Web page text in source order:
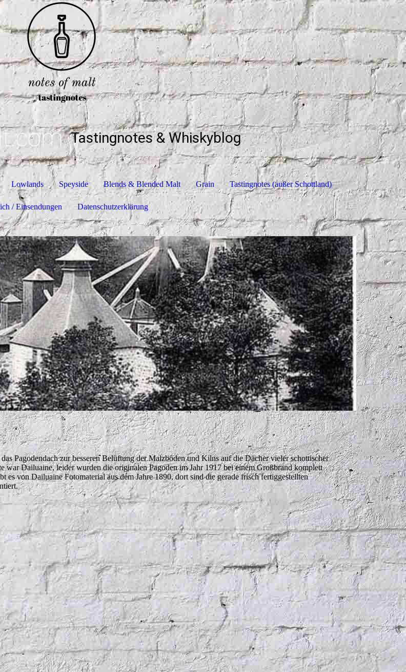
Tastingnotes & Whiskyblog
Lowlands Speyside Blends & Blended Malt Grain Tastingnotes (außer Schottland)
/ Einsendungen Datenschutzerklärung
Pagodendach zur besseren Belüftung der Malzböden und Kilns auf die Dächer vieler schottischer
war Dailuaine, leider wurden die originalen Pagoden im Jahr 1917 bei einem Großbrand komplett
es von Dailuaine Fotomaterial aus dem Jahre 1890, dort sind die gerade frisch fertiggestellten